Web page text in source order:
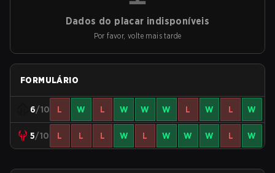
Dados do placar indisponíveis
Por favor, volte mais tarde
FORMULÁRIO
6/10 L W L W W W L W L W
5/10 L L L W L W W W L W